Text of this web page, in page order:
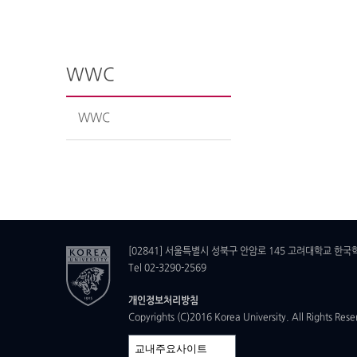
WWC
WWC
[02841] 서울특별시 성북구 안암로 145 고려대학교 한국
Tel 02-3290-2569
개인정보처리방침
Copyrights (C)2016 Korea University. All Rights